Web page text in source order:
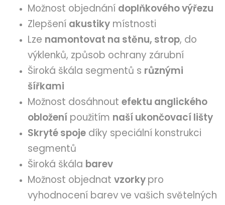
Možnost objednání doplňkového výřezu
Zlepšení akustiky místnosti
Lze namontovat na stěnu, strop, do
výklenků, způsob ochrany zárubní
Široká škála segmentů s různými
šířkami
Možnost dosáhnout efektu anglického
obložení použitím naší ukončovací lišty
Skryté spoje díky speciální konstrukci
segmentů
Široká škála barev
Možnost objednat vzorkypro
vyhodnocení barev ve vašich světelných